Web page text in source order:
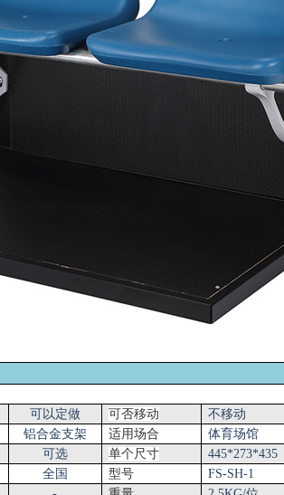
可以定做 可否移动
不移动
铝合金支架
适用场合
体育场馆
可选
单个尺寸 445*273*435
全国
型号
FS-SH-1